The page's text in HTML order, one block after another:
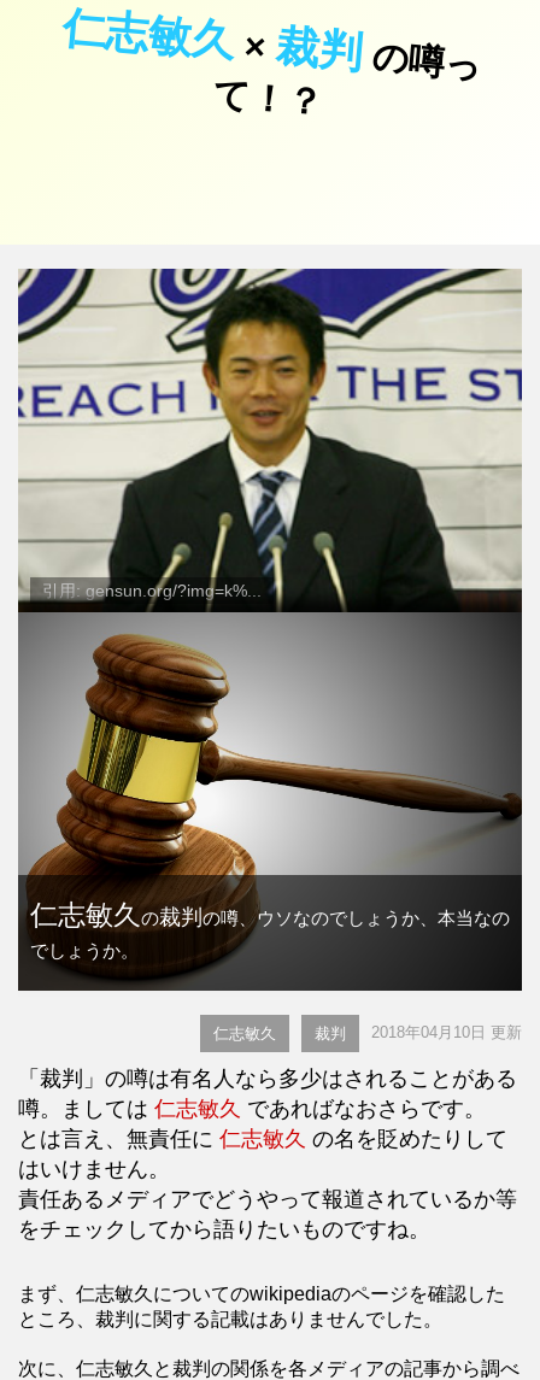
仁志敏久×裁判の
噂
っ
て
！
？
引用: gensun.org/?img=k%...
仁志敏久 の裁判の噂、ウソなのでしょうか、本当なの
でしょうか。
仁志敏久 裁判 2018年04月10日 更新
「裁判」の噂は有名人なら多少はされることがある
噂。ましては 仁志敏久 であればなおさらです。
とは言え、無責任に 仁志敏久 の名を貶めたりして
はいけません。
責任あるメディアでどうやって報道されているか等
をチェックしてから語りたいものですね。
まず、仁志敏久についてのwikipediaのページを確認した
ところ、裁判に関する記載はありませんでした。
次に、仁志敏久と裁判の関係を各メディアの記事から調べ